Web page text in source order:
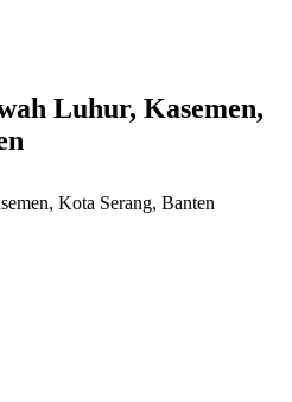
Luhur, Kasemen,
Kota Serang, Banten